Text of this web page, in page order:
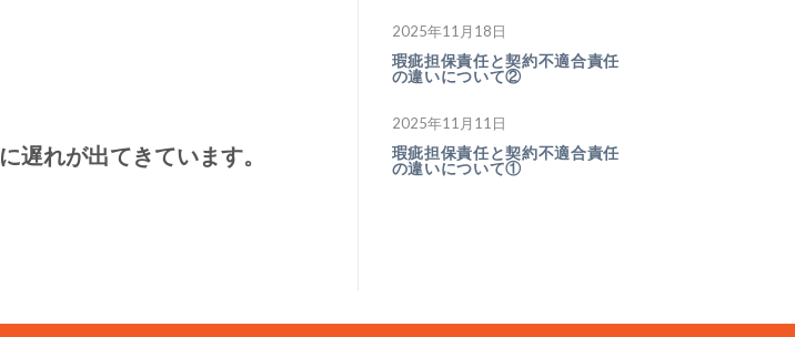
遅れが出てきています。
2025年11月18日
瑕疵担保責任と契約不適合責任
の違いについて②
2025年11月11日
瑕疵担保責任と契約不適合責任
の違いについて①